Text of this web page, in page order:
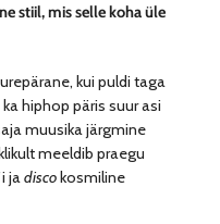
stiil, mis selle koha üle
kui puldi taga
hiphop päris suur asi
muusika järgmine
meeldib praegu
jadiscokosmiline